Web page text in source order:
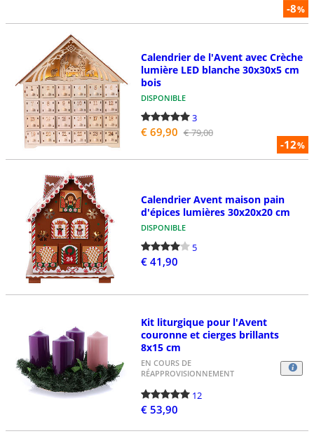
-8%
-12%
Calendrier de l'Avent avec Crèche
lumière LED blanche 30x30x5 cm
bois
DISPONIBLE
3
€ 69,90 € 79,00
Calendrier Avent maison pain
d'épices lumières 30x20x20 cm
DISPONIBLE
5
€ 41,90
Kit liturgique pour l'Avent
couronne et cierges brillants
8x15 cm
EN COURS DE
RÉAPPROVISIONNEMENT
12
€ 53,90